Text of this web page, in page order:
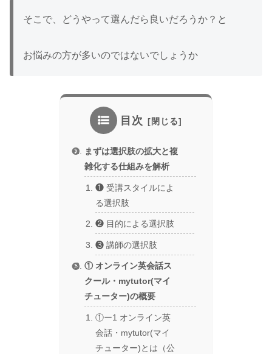
そこで、どうやって選んだら良いだろうか？と
お悩みの方が多いのではないでしょうか
目次
まずは選択肢の拡大と複
雑化する仕組みを解析
❶ 受講スタイルによ
る選択肢
❷ 目的による選択肢
❸ 講師の選択肢
① オンライン英会話ス
クール・mytutor(マイ
チューター)の概要
①ー1 オンライン英
会話・mytutor(マイ
チューター)とは（公